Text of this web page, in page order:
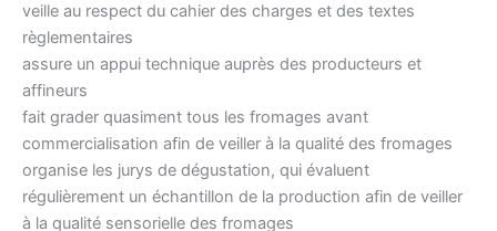
veille au respect du cahier des charges et des textes
règlementaires
assure un appui technique auprès des producteurs et
affineurs
fait grader quasiment tous les fromages avant
commercialisation afin de veiller à la qualité des fromages
organise les jurys de dégustation, qui évaluent
régulièrement un échantillon de la production afin de veiller
à la qualité sensorielle des fromages